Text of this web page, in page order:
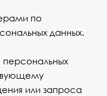
по
данных.
персональных
или запроса